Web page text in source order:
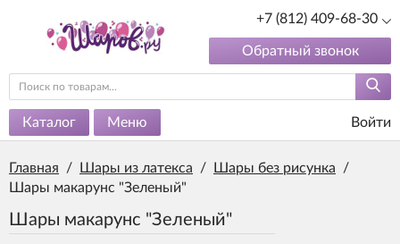
+7 (812) 409-68-30
Обратный звонок
Каталог Меню Войти
Главная / Шары из латекса / Шары без рисунка
/
Шары макарунс "Зеленый"
Шары макарунс "Зеленый"